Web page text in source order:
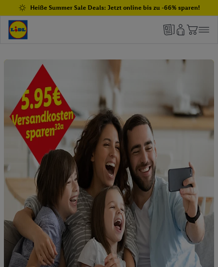
Heiße Summer Sale Deals: Jetzt online bis zu -66% sparen!